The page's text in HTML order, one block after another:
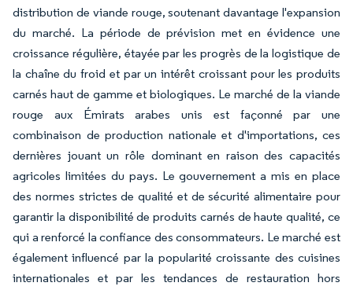
distribution de viande rouge, soutenant davantage l'expansion
du marché. La période de prévision met en évidence une
croissance régulière, étayée par les progrès de la logistique de
la chaîne du froid et par un intérêt croissant pour les produits
carnés haut de gamme et biologiques. Le marché de la viande
rouge aux Émirats arabes unis est façonné par une
combinaison de production nationale et d'importations, ces
dernières jouant un rôle dominant en raison des capacités
agricoles limitées du pays. Le gouvernement a mis en place
des normes strictes de qualité et de sécurité alimentaire pour
garantir la disponibilité de produits carnés de haute qualité, ce
qui a renforcé la confiance des consommateurs. Le marché est
également influencé par la popularité croissante des cuisines
internationales et par les tendances de restauration hors